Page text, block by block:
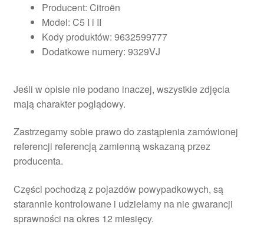
Producent: Citroën
Model: C5 I i II
Kody produktów: 9632599777
Dodatkowe numery: 9329VJ
Jeśli w opisie nie podano inaczej, wszystkie zdjęcia
mają charakter poglądowy.
Zastrzegamy sobie prawo do zastąpienia zamówionej
referencji referencją zamienną wskazaną przez
producenta.
Części pochodzą z pojazdów powypadkowych, są
starannie kontrolowane i udzielamy na nie gwarancji
sprawności na okres 12 miesięcy.